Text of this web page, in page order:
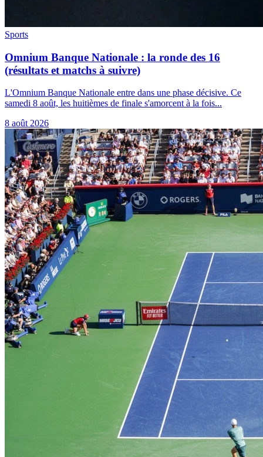
Sports
Omnium Banque Nationale : la ronde des 16
(résultats et matchs à suivre)
L'Omnium Banque Nationale entre dans une phase décisive. Ce
samedi 8 août, les huitièmes de finale s'amorcent à la fois...
8 août 2026